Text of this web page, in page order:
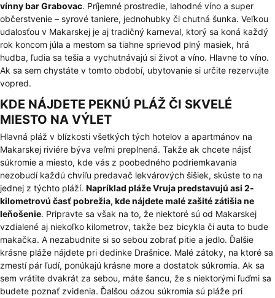
vínny bar Grabovac. Príjemné prostredie, lahodné víno a super
občerstvenie – syrové taniere, jednohubky či chutná šunka. Veľkou
udalosťou v Makarskej je aj tradičný karneval, ktorý sa koná každý
rok koncom júla a mestom sa tiahne sprievod plný masiek, hrá
hudba, ľudia sa tešia a vychutnávajú si život a víno. Hlavne to víno.
Ak sa sem chystáte v tomto období, ubytovanie si určite rezervujte
vopred.
KDE NÁJDETE PEKNÚ PLÁŽ ČI SKVELÉ
MIESTO NA VÝLET
Hlavná pláž v blízkosti všetkých tých hotelov a apartmánov na
Makarskej riviére býva veľmi preplnená. Takže ak chcete nájsť
súkromie a miesto, kde vás z poobedného podriemkavania
nezobudí každú chvíľu predavač lekvárových šišiek, skúste to na
jednej z týchto pláží. Napríklad pláže Vruja predstavujú asi 2-
kilometrovú časť pobrežia, kde nájdete malé zašité zátišia ne
leňošenie. Pripravte sa však na to, že niektoré sú od Makarskej
vzdialené aj niekoľko kilometrov, takže bez bicykla či auta to bude
makačka. A nezabudnite si so sebou zobrať pitie a jedlo. Ďalšie
krásne pláže nájdete pri dedinke Drašnice. Malé zátoky, na ktoré sa
zmestí pár ľudí, ponúkajú krásne more a dostatok súkromia. Ak sa
sem vrátite dvakrát za sebou, máte šancu, že s niektorými ľuďmi sa
budete poznať zvidenia. Ďalšou oázou súkromia sú pláže pri